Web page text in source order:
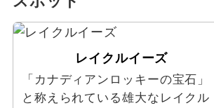
レイクルイーズ
「カナディアンロッキーの宝石」
と称えられている雄大なレイクル